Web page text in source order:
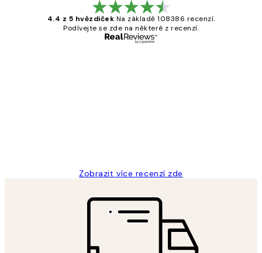
4.4 z 5 hvězdiček Na základě 108386 recenzí.
Podívejte se zde na některé z recenzí.
Zobrazit více recenzí zde